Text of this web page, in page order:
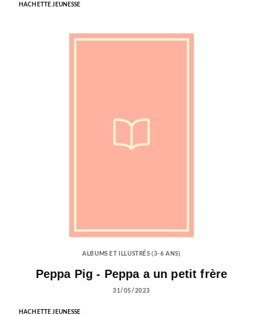
HACHETTE JEUNESSE
ALBUMS ET ILLUSTRÉS (3-6 ANS)
Peppa Pig - Peppa a un petit frère
31/05/2023
HACHETTE JEUNESSE